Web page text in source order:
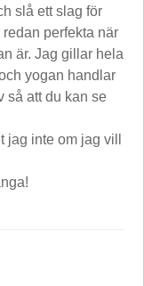
slå ett slag för
perfekta när
är. Jag gillar hela
yogan handlar
så att du kan se
jag inte om jag vill